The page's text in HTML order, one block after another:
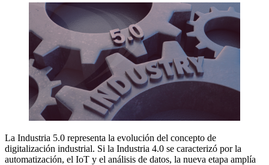
mantenimiento
predictivo
La Industria 5.0 representa la evolución del concepto de
digitalización industrial. Si la Industria 4.0 se caracterizó por la
automatización, el IoT y el análisis de datos, la nueva etapa amplía